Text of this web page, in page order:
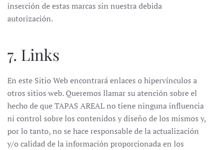
inserción de estas marcas sin nuestra debida
autorización.
7. Links
En este Sitio Web encontrará enlaces o hipervínculos a
otros sitios web. Queremos llamar su atención sobre el
hecho de que TAPAS AREAL no tiene ninguna influencia
ni control sobre los contenidos y diseño de los mismos y,
por lo tanto, no se hace responsable de la actualización
y/o calidad de la información proporcionada en los